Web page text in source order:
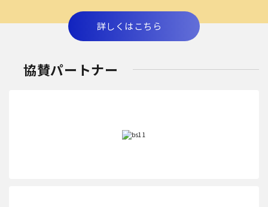
詳しくはこちら
協賛パートナー